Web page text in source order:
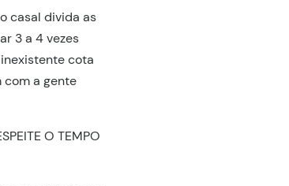
casal divida as
3 a 4 vezes
cota
com a gente
O TEMPO